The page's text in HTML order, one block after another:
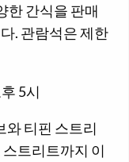
한 간식을 판매
. 관람석은 제한
5시
와 티핀 스트리
트리트까지 이